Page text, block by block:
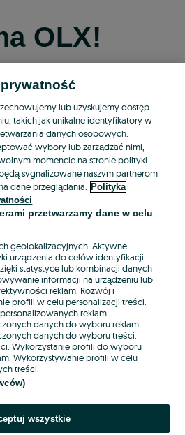
OLX!
przez Facebooka
przez konto Apple
przez konto Google
LUB
lub uzyskujemy dostęp
takich jak unikalne identyfikatory w
danych osobowych.
wybory lub zarządzać nimi,
momencie na stronie polityki
sygnalizowane naszym partnerom
dane przeglądania.
Polityka
przetwarzamy dane w celu
geolokalizacyjnych. Aktywne
urządzenia do celów identyfikacji.
statystyce lub kombinacji danych
informacji na urządzeniu lub
reklam. Rozwój i
profili w celu personalizacji treści.
reklam.
danych do wyboru reklam.
danych do wyboru treści.
Wykorzystanie profili do wyboru
Wykorzystywanie profili w celu
treści.
wszystkie